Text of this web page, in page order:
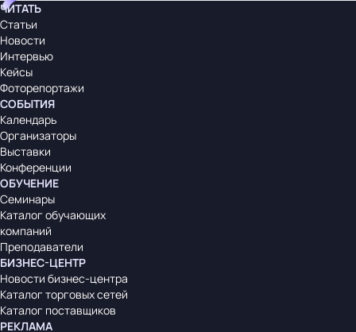
ЧИТАТЬ
Статьи
Новости
Интервью
Кейсы
Фоторепортажи
СОБЫТИЯ
Календарь
Организаторы
Выставки
Конференции
ОБУЧЕНИЕ
Семинары
Каталог обучающих
компаний
Преподаватели
БИЗНЕС-ЦЕНТР
Новости бизнес-центра
Каталог торговых сетей
Каталог поставщиков
РЕКЛАМА